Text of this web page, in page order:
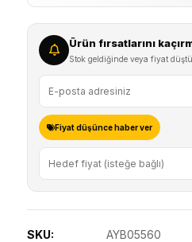
Ürün fırsatlarını
Stok geldiğinde veya fiyat
Fiyat düşünce haber ver
SKU:
AYB05560